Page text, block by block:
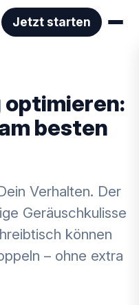
Jetzt starten
optimieren:
besten
Verhalten. Der
Geräuschkulisse
können
– ohne extra